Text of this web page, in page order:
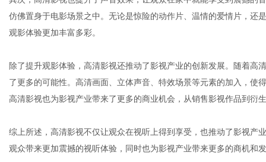
仿佛置身于电影场景之中。无论是惊险的动作片、温情的爱情片，还
观影体验更加丰富多彩。
除了提升观影体验，高清影视还推动了影视产业的创新发展。随着高
了更多的可能性。高清画面、立体声音、特效场景等元素的加入，使
高清影视也为影视产业带来了更多的商业机会，从销售影视作品到衍
综上所述，高清影视不仅让观众在视听上得到享受，也推动了影视产
观众带来更加震撼的视听体验，同时也为影视产业带来更多的商机和